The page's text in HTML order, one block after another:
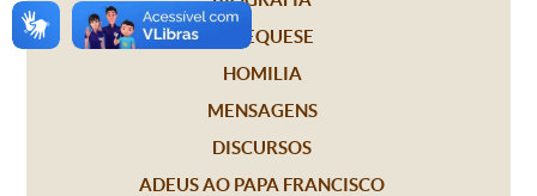
CATEQUESE
HOMILIA
MENSAGENS
DISCURSOS
ADEUS AO PAPA FRANCISCO